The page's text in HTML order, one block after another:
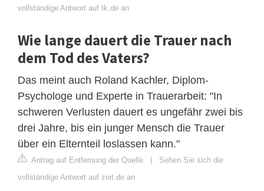
vollständige Antwort auf tk.de an
Wie lange dauert die Trauer nach
dem Tod des Vaters?
Das meint auch Roland Kachler, Diplom-
Psychologe und Experte in Trauerarbeit: "In
schweren Verlusten dauert es ungefähr zwei bis
drei Jahre, bis ein junger Mensch die Trauer
über ein Elternteil loslassen kann."
Antrag auf Entfernung der Quelle | Sehen Sie sich die
vollständige Antwort auf zeit.de an